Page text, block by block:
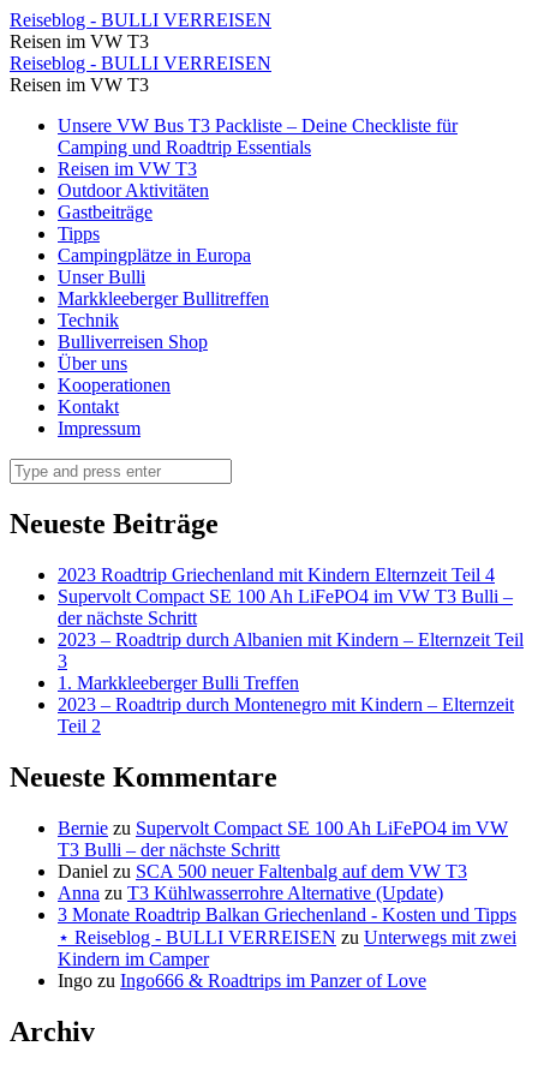
IMG_8996
⋆
Reiseblog
BULLI
VERREISEN
Reiseblog - BULLI VERREISEN
Reisen im VW T3
IMG_8996
⋆
Reiseblog
BULLI
VERREISEN
Reiseblog - BULLI VERREISEN
Reisen im VW T3
Skip
content
Unsere VW Bus T3 Packliste – Deine Checkliste für
Camping und Roadtrip Essentials
Reisen im VW T3
Outdoor Aktivitäten
Gastbeiträge
Tipps
Campingplätze in Europa
Unser Bulli
Markkleeberger Bullitreffen
Technik
Bulliverreisen Shop
Über uns
Kooperationen
Kontakt
Impressum
Search
Neueste Beiträge
2023 Roadtrip Griechenland mit Kindern Elternzeit Teil 4
Supervolt Compact SE 100 Ah LiFePO4 im VW T3 Bulli –
der nächste Schritt
2023 – Roadtrip durch Albanien mit Kindern – Elternzeit Teil
3
1. Markkleeberger Bulli Treffen
2023 – Roadtrip durch Montenegro mit Kindern – Elternzeit
Teil 2
Neueste Kommentare
Bernie zu Supervolt Compact SE 100 Ah LiFePO4 im VW
T3 Bulli – der nächste Schritt
Daniel zu SCA 500 neuer Faltenbalg auf dem VW T3
Anna zu T3 Kühlwasserrohre Alternative (Update)
3 Monate Roadtrip Balkan Griechenland - Kosten und Tipps
⋆ Reiseblog - BULLI VERREISEN zu Unterwegs mit zwei
Kindern im Camper
Ingo zu Ingo666 & Roadtrips im Panzer of Love
Archiv